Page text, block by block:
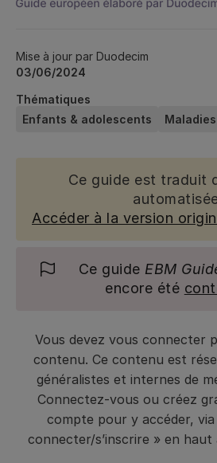
Mise à jour par Duodecim
03/06/2024
Thématiques
Enfants & adolescents
Ce guide est traduit
Accéder à la version
Ce guide EBM
encore été
Vous devez vous connecter
contenu. Ce contenu est
généralistes et internes de
Connectez-vous ou créez
compte pour y accéder,
connecter/s’inscrire » en haut